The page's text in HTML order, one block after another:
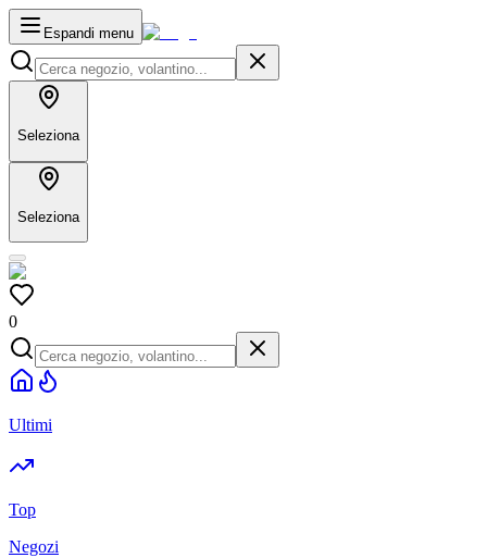
Espandi menu
Seleziona
Seleziona
0
Ultimi
Top
Negozi